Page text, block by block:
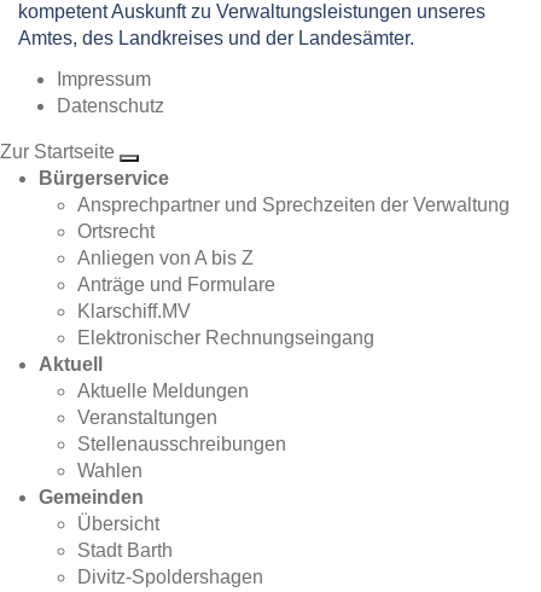
kompetent Auskunft zu Verwaltungsleistungen unseres
Amtes, des Landkreises und der Landesämter.
Impressum
Datenschutz
Zur Startseite
Bürgerservice
Ansprechpartner und Sprechzeiten der Verwaltung
Ortsrecht
Anliegen von A bis Z
Anträge und Formulare
Klarschiff.MV
Elektronischer Rechnungseingang
Aktuell
Aktuelle Meldungen
Veranstaltungen
Stellenausschreibungen
Wahlen
Gemeinden
Übersicht
Stadt Barth
Divitz-Spoldershagen